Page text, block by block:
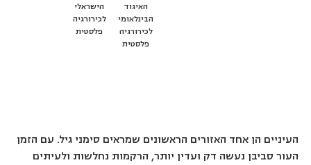
האיגוד
הבינלאומי
לכירורגיה
פלסטית
הישראלי
לכירורגיה
פלסטית
העיניים הן אחד האזורים הראשונים שמראים סימני גיל. עם הזמן
העור סביבן נעשה דק ועדין יותר, הרקמות נחלשות ולעיתים